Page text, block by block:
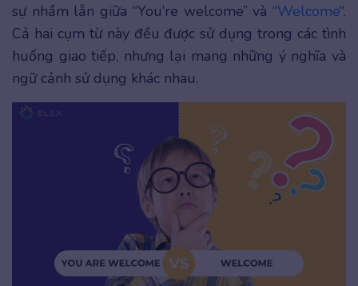
sự nhầm lẫn giữa “You’re welcome” và “Welcome“.
Cả hai cụm từ này đều được sử dụng trong các tình
huống giao tiếp, nhưng lại mang những ý nghĩa và
ngữ cảnh sử dụng khác nhau.